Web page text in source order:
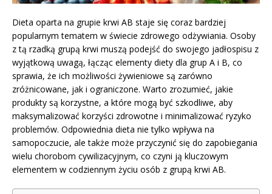
Dieta oparta na grupie krwi AB staje się coraz bardziej
popularnym tematem w świecie zdrowego odżywiania. Osoby
z tą rzadką grupą krwi muszą podejść do swojego jadłospisu z
wyjątkową uwagą, łącząc elementy diety dla grup A i B, co
sprawia, że ich możliwości żywieniowe są zarówno
zróżnicowane, jak i ograniczone. Warto zrozumieć, jakie
produkty są korzystne, a które mogą być szkodliwe, aby
maksymalizować korzyści zdrowotne i minimalizować ryzyko
problemów. Odpowiednia dieta nie tylko wpływa na
samopoczucie, ale także może przyczynić się do zapobiegania
wielu chorobom cywilizacyjnym, co czyni ją kluczowym
elementem w codziennym życiu osób z grupą krwi AB.